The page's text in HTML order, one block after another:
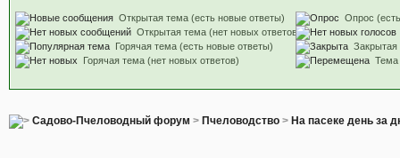
Открытая тема (есть новые ответы)
Открытая тема (нет новых ответов)
Горячая тема (есть новые ответы)
Горячая тема (нет новых ответов)
Опрос
Закрытая
Тема
Садово-Пчеловодный форум > Пчеловодство> На пасеке день за